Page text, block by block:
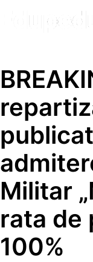
Militar
rata de
100%